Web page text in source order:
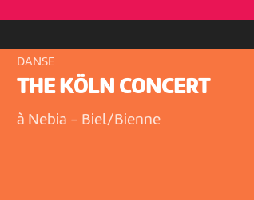
DANSE
THE KÖLN CONCERT
à Nebia - Biel/Bienne